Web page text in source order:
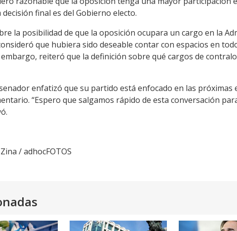
final es del Gobierno electo.
la posibilidad de que la oposición ocupara un cargo en la
que hubiera sido deseable contar con espacios en
embargo, reiteró que la definición sobre qué cargos de
enfatizó que su partido está enfocado en las próximas
“Espero que salgamos rápido de esta conversación
/ adhocFOTOS